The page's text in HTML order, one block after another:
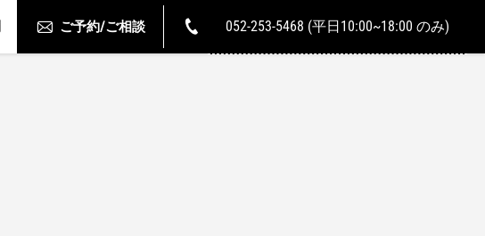
ご予約/ご相談 052-253-5468 (平日10:00~18:00 のみ)